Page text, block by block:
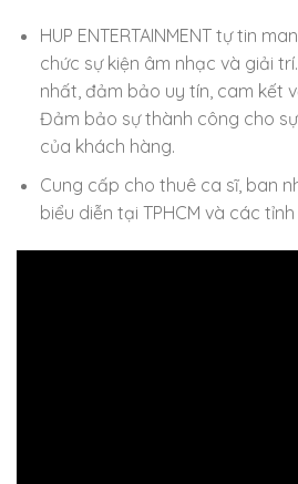
HUP ENTERTAINMENT tự tin
chức sự kiện âm nhạc và giải
nhất, đảm bảo uy tín, cam kết
Đảm bảo sự thành công cho
của khách hàng.
Cung cấp cho thuê ca sĩ, ban
biểu diễn tại TPHCM và các